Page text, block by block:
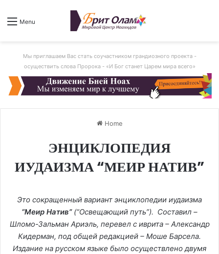
Menu
Мы приглашаем Вас стать соучастником грандиозного проекта -
осуществить слова Пророка - «И Бог станет Царем мира всего»
Home
ЭНЦИКЛОПЕДИЯ
ИУДАИЗМА “МЕИР НАТИВ”
Это сокращенный вариант энциклопедии иудаизма
“Меир Натив”(“Освещающий путь”). Составил –
Шломо-Зальман Ариэль, перевел с иврита – Александр
Кидерман, под общей редакцией – Моше Барсела.
Издание на русском языке было осуществлено двумя